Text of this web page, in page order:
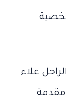
علاء
مقدمة